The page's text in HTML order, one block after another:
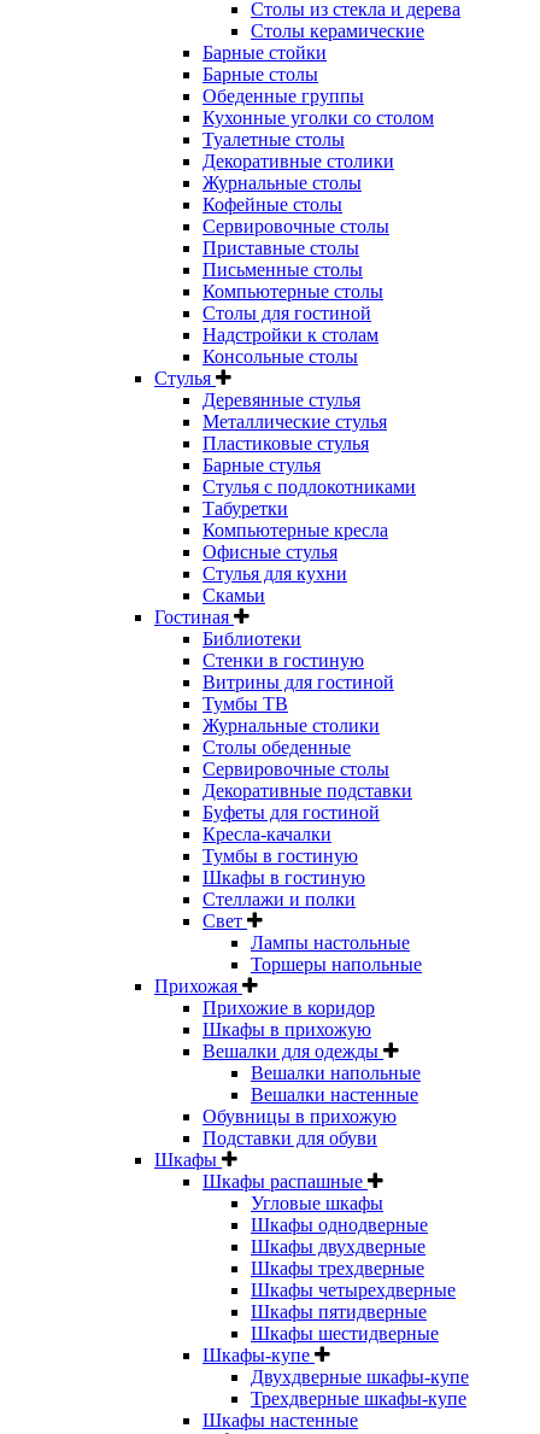
Столы из стекла и дерева
Столы керамические
Барные стойки
Барные столы
Обеденные группы
Кухонные уголки со столом
Туалетные столы
Декоративные столики
Журнальные столы
Кофейные столы
Сервировочные столы
Приставные столы
Письменные столы
Компьютерные столы
Столы для гостиной
Надстройки к столам
Консольные столы
Стулья
Деревянные стулья
Металлические стулья
Пластиковые стулья
Барные стулья
Стулья с подлокотниками
Табуретки
Компьютерные кресла
Офисные стулья
Стулья для кухни
Скамьи
Гостиная
Библиотеки
Стенки в гостиную
Витрины для гостиной
Тумбы ТВ
Журнальные столики
Столы обеденные
Сервировочные столы
Декоративные подставки
Буфеты для гостиной
Кресла-качалки
Тумбы в гостиную
Шкафы в гостиную
Стеллажи и полки
Свет
Лампы настольные
Торшеры напольные
Прихожая
Прихожие в коридор
Шкафы в прихожую
Вешалки для одежды
Вешалки напольные
Вешалки настенные
Обувницы в прихожую
Подставки для обуви
Шкафы
Шкафы распашные
Угловые шкафы
Шкафы однодверные
Шкафы двухдверные
Шкафы трехдверные
Шкафы четырехдверные
Шкафы пятидверные
Шкафы шестидверные
Шкафы-купе
Двухдверные шкафы-купе
Трехдверные шкафы-купе
Шкафы настенные